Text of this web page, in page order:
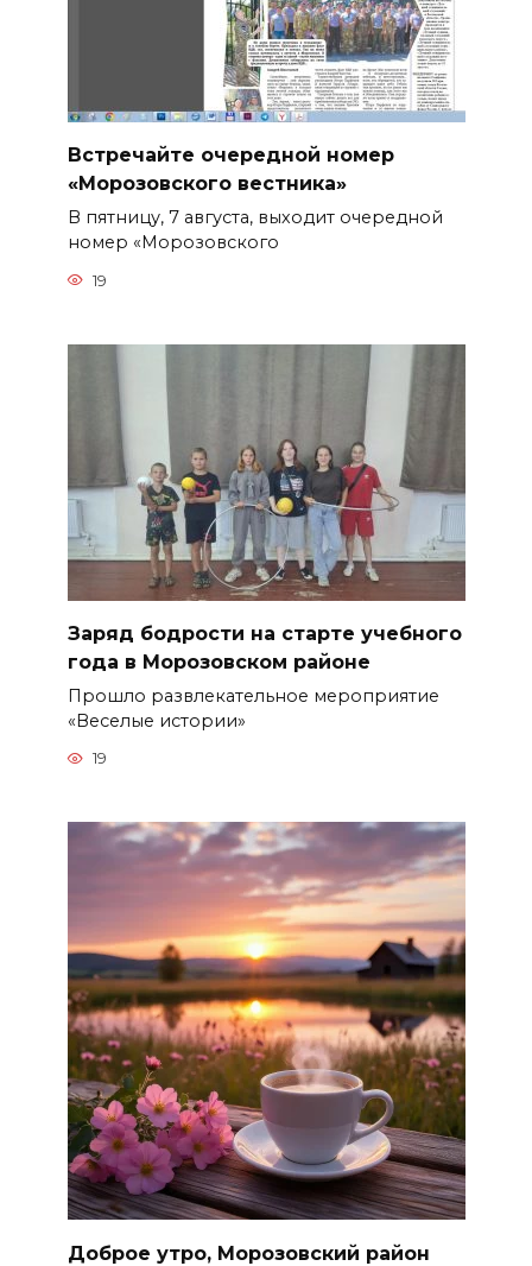
Встречайте очередной номер
«Морозовского вестника»
В пятницу, 7 августа, выходит очередной
номер «Морозовского
19
Заряд бодрости на старте учебного
года в Морозовском районе
Прошло развлекательное мероприятие
«Веселые истории»
19
Доброе утро, Морозовский район